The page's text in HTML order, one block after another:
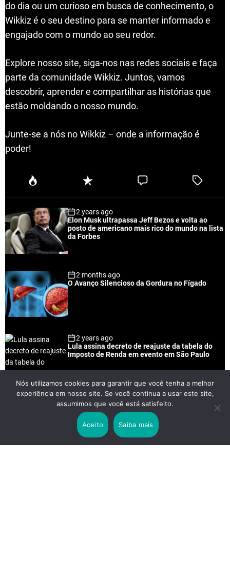
do dia ou um curioso em busca de conhecimento, o
Wikkiz é o seu destino para se manter informado e
engajado com o mundo ao seu redor.
Explore nosso site, siga-nos nas redes sociais e faça
parte da comunidade Wikkiz. Juntos, vamos
descobrir, aprender e compartilhar as histórias que
estão moldando o nosso mundo.
Junte-se a nós no Wikkiz – onde a informação é
poder!
P
u
a
r
R
e
n
t
C
e
T
e
2 years ago
Elon Musk ultrapassa Jeff Bezos e volta ao
posto de americano mais rico do mundo na lista
da Forbes
2 months ago
O Avanço Silencioso da Gordura no Fígado
2 years ago
Lula assina decreto de reajuste da tabela do
Imposto de Renda em evento em São Paulo
2 years ago
Lei Rouanet e Petrobras financiam evento em
que Lula pediu votos para Boulos
Nós utilizamos cookies para garantir que você tenha a melhor
experiência em nosso site. Se você continua a usar este site,
assumimos que você está satisfeito.
Aceito Saiba mais